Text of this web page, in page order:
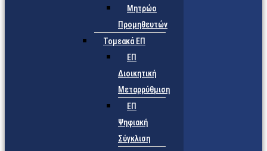
Μητρώο
Προμηθευτών
Τομεακά ΕΠ
ΕΠ
Διοικητική
Μεταρρύθμιση
ΕΠ
Ψηφιακή
Σύγκλιση